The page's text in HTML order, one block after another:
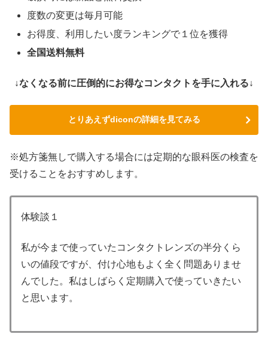
度数の変更は毎月可能
お得度、利用したい度ランキングで１位を獲得
全国送料無料
↓なくなる前に圧倒的にお得なコンタクトを手に入れる↓
とりあえずdiconの詳細を見てみる
※処方箋無しで購入する場合には定期的な眼科医の検査を
受けることをおすすめします。
体験談１
私が今まで使っていたコンタクトレンズの半分くら
いの値段ですが、付け心地もよく全く問題ありませ
んでした。私はしばらく定期購入で使っていきたい
と思います。